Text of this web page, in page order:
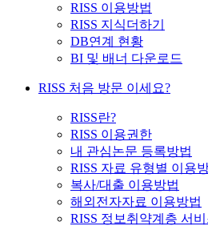
RISS 이용방법
RISS 지식더하기
DB연계 현황
BI 및 배너 다운로드
RISS 처음 방문 이세요?
RISS란?
RISS 이용권한
내 관심논문 등록방법
RISS 자료 유형별 이용
복사/대출 이용방법
해외전자자료 이용방법
RISS 정보취약계층 서